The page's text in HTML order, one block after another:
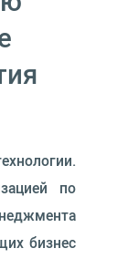
по
бизнес